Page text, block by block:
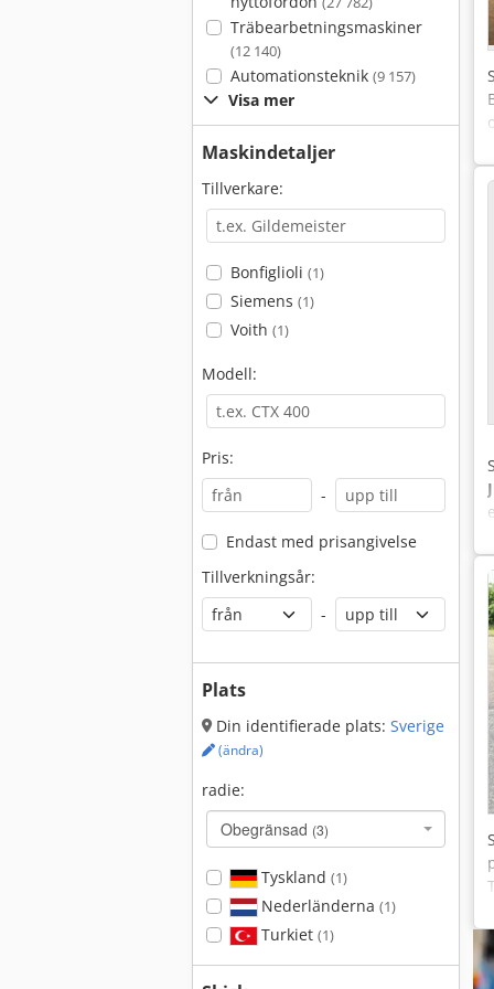
Träbearbetningsmaskiner
(12 140)
Automationsteknik (9 157)
Visa mer
Maskindetaljer
Tillverkare:
Bonfiglioli (1)
Siemens (1)
Voith (1)
Modell:
Pris:
-
Endast med prisangivelse
Tillverkningsår:
-
Plats
Din identifierade plats: Sverige
(ändra)
radie:
Obegränsad (3)
Tyskland (1)
Nederländerna (1)
Turkiet (1)